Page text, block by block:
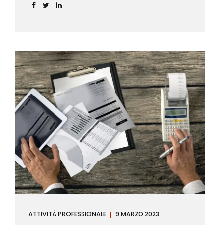
ATTIVITÀ PROFESSIONALE 9 MARZO 2023